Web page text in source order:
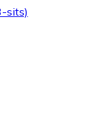
sits)